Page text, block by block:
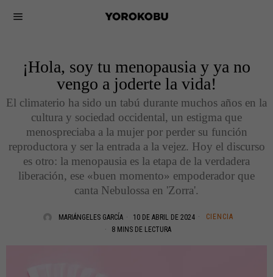
¡Hola, soy tu menopausia y ya no
vengo a joderte la vida!
El climaterio ha sido un tabú durante muchos años en la
cultura y sociedad occidental, un estigma que
menospreciaba a la mujer por perder su función
reproductora y ser la entrada a la vejez. Hoy el discurso
es otro: la menopausia es la etapa de la verdadera
liberación, ese «buen momento» empoderador que
canta Nebulossa en 'Zorra'.
MARIÁNGELES GARCÍA 10 DE ABRIL DE 2024
CIENCIA
8 MINS DE LECTURA